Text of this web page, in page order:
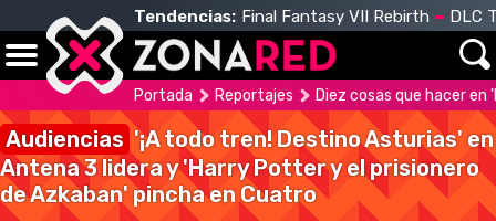
Tendencias: Final Fantasy VII Rebirth DLC
Portada Reportajes Diez cosas que hacer en
Audiencias '¡A todo tren! Destino Asturias' en
Antena 3 lidera y 'Harry Potter y el prisionero
de Azkaban' pincha en Cuatro